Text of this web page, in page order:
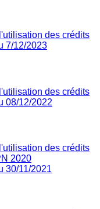
des crédits
7/12/2023
des crédits
08/12/2022
des crédits
2020
30/11/2021